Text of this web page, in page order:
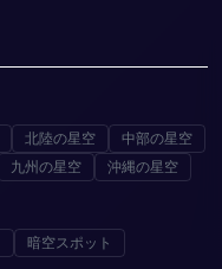
北陸の星空
中部の星空
九州の星空 沖縄の星空
暗空スポット